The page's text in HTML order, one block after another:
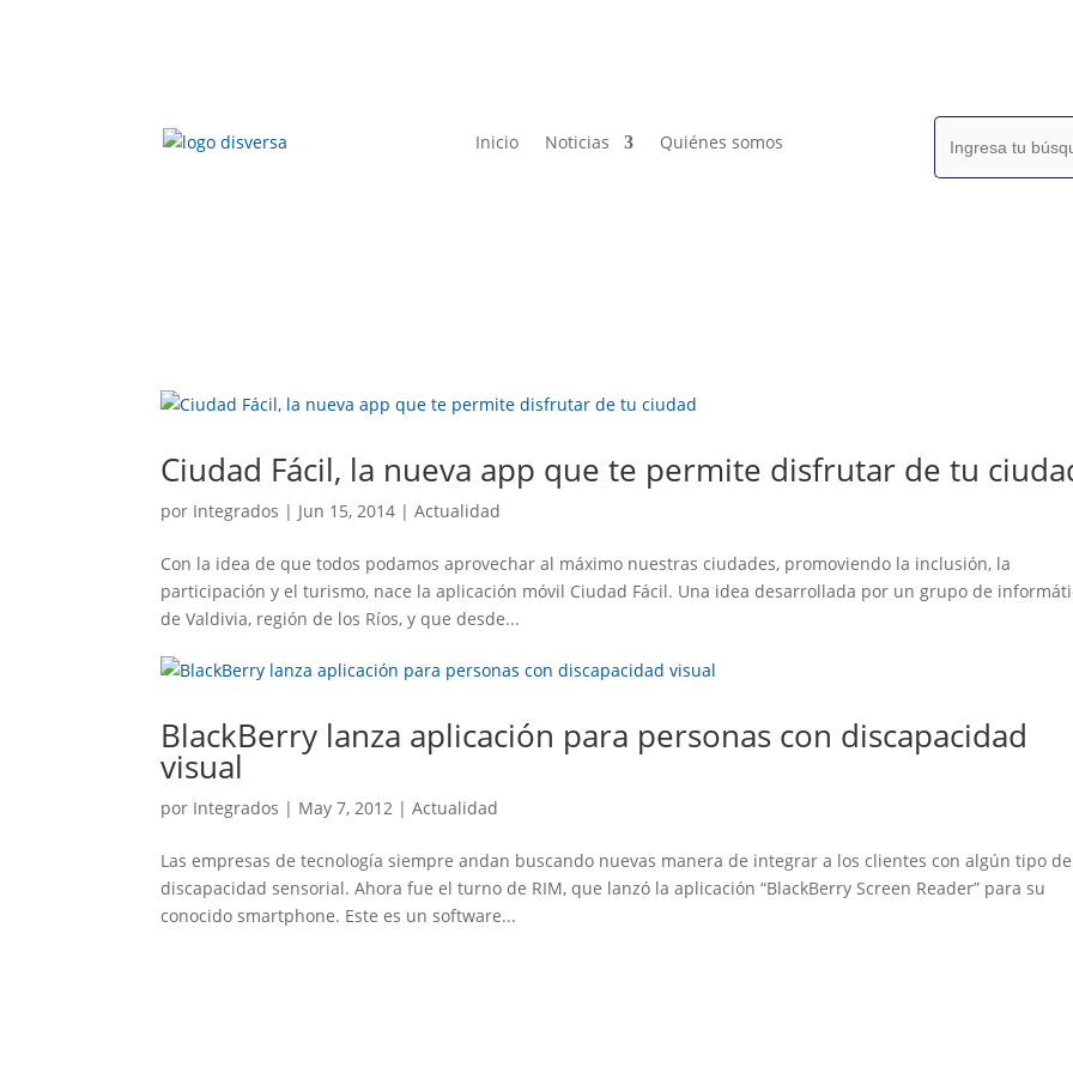
Inicio Noticias Quiénes somos
Buscar:
Ciudad Fácil, la nueva app que te permite disfrutar de tu
por Integrados | Jun 15, 2014 |Actualidad
Con la idea de que todos podamos aprovechar al máximo nuestras ciudades, promoviendo la inclusión, la
participación y el turismo, nace la aplicación móvil Ciudad Fácil. Una idea desarrollada por un grupo de
de Valdivia, región de los Ríos, y que desde...
BlackBerry lanza aplicación para personas con discapacidad
visual
por Integrados | May 7, 2012 |Actualidad
Las empresas de tecnología siempre andan buscando nuevas manera de integrar a los clientes con algún tipo de
discapacidad sensorial. Ahora fue el turno de RIM, que lanzó la aplicación “BlackBerry Screen Reader” para su
conocido smartphone. Este es un software...